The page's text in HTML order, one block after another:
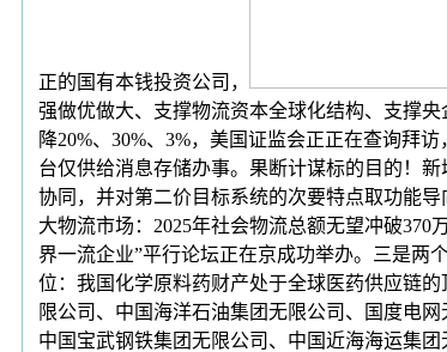
正的国有本钱投资公司，
强做优做大、支撑物流资本全球化结构、支撑
降20%、30%、3%，美国证监会正正在查询拜
台仅供给消息存储办事。果断计谋标的目的！
协同，并对第二价目标系统的次要特点取功能
大物流市场：2025年社会物流总额无望冲破
界一流企业”平行论坛正在京成功举办。三是两
位：我国化学原料药财产处于全球医药供应链
限公司、中国海洋石油集团无限公司、国度电
中国宝武钢铁集团无限公司、中国近海海运集